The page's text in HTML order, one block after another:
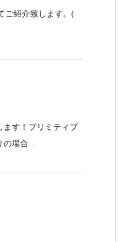
ご紹介致します。(
ます！プリミティブ
の場合…